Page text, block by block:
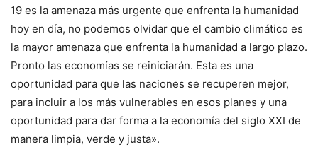
19 es la amenaza más urgente que enfrenta la humanidad
hoy en día, no podemos olvidar que el cambio climático es
la mayor amenaza que enfrenta la humanidad a largo plazo.
Pronto las economías se reiniciarán. Esta es una
oportunidad para que las naciones se recuperen mejor,
para incluir a los más vulnerables en esos planes y una
oportunidad para dar forma a la economía del siglo XXI de
manera limpia, verde y justa».